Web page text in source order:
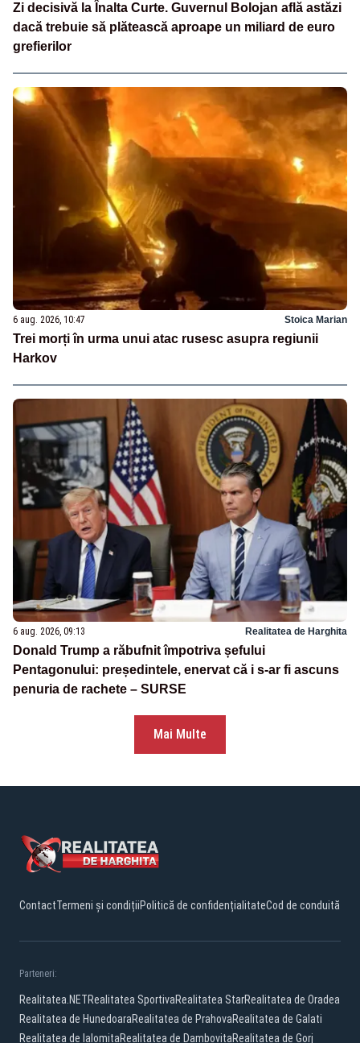
Zi decisivă la Înalta Curte. Guvernul Bolojan află astăzi
dacă trebuie să plătească aproape un miliard de euro
grefierilor
6 aug. 2026, 10:47 Stoica Marian
Trei morți în urma unui atac rusesc asupra regiunii
Harkov
6 aug. 2026, 09:13 Realitatea de Harghita
Donald Trump a răbufnit împotriva șefului
Pentagonului: președintele, enervat că i s-ar fi ascuns
penuria de rachete – SURSE
Mai Multe
ContactTermeni și condițiiPolitică de confidențialitateCod de conduită
Parteneri:
Realitatea.NETRealitatea SportivaRealitatea StarRealitatea de Oradea
Realitatea de HunedoaraRealitatea de PrahovaRealitatea de Galati
Realitatea de IalomitaRealitatea de DambovitaRealitatea de Gorj